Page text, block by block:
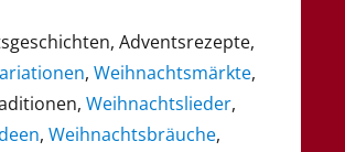
Adventsrezepte,
, Weihnachtsmärkte,
Weihnachtslieder,
, Weihnachtsbräuche,